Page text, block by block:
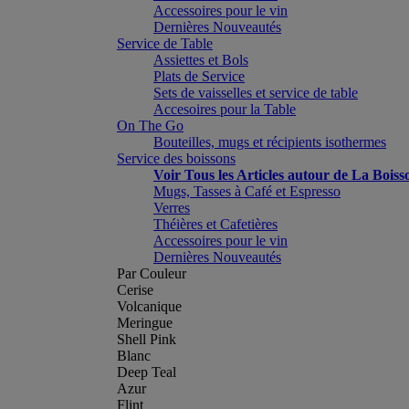
Accessoires pour le vin
Dernières Nouveautés
Service de Table
Assiettes et Bols
Plats de Service
Sets de vaisselles et service de table
Accesoires pour la Table
On The Go
Bouteilles, mugs et récipients isothermes
Service des boissons
Voir Tous les Articles autour de La
Mugs, Tasses à Café et Espresso
Verres
Théières et Cafetières
Accessoires pour le vin
Dernières Nouveautés
Par Couleur
Cerise
Volcanique
Meringue
Shell Pink
Blanc
Deep Teal
Azur
Flint